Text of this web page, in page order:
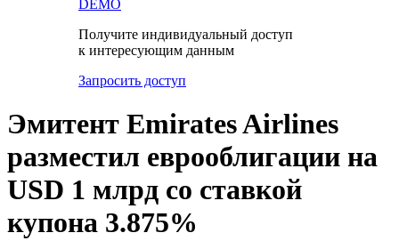
DEMO
Получите индивидуальный доступ
к интересующим данным
Запросить доступ
Эмитент Emirates Airlines
разместил еврооблигации на
USD 1 млрд со ставкой
купона 3.875%